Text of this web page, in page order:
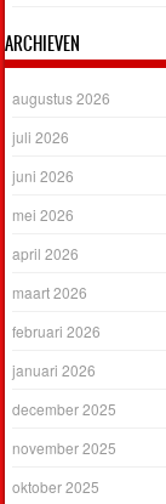
ARCHIEVEN
augustus 2026
juli 2026
juni 2026
mei 2026
april 2026
maart 2026
februari 2026
januari 2026
december 2025
november 2025
oktober 2025